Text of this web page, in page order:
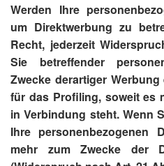
Werden Ihre
um Direktwerbung zu
Recht, jederzeit
Sie betreffender
Zwecke derartiger
für das Profiling, soweit es
in Verbindung steht. Wenn
Ihre personenbezogenen
mehr zum Zwecke der